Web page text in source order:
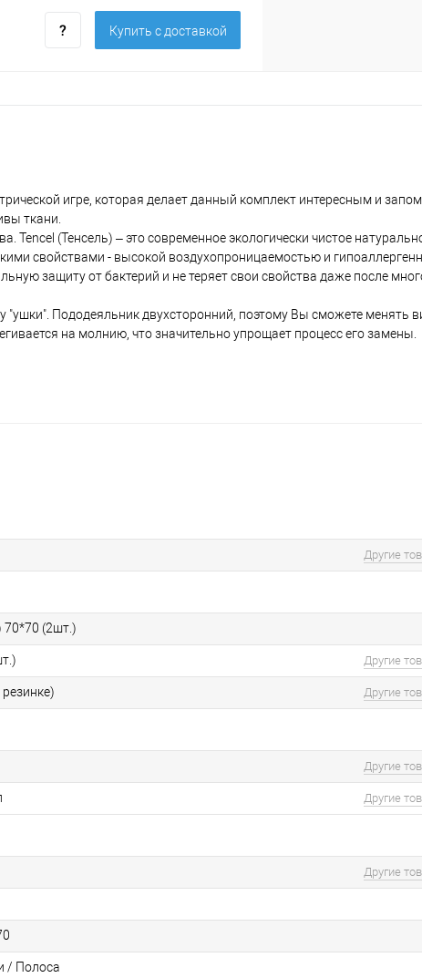
Купить c доставкой
игре, которая делает данный комплект интересным и
ткани.
Tencel (Тенсель) – это современное экологически чистое
свойствами - высокой воздухопроницаемостью и
защиту от бактерий и не теряет свои свойства даже после
Пододеяльник двухсторонний, поэтому Вы сможете менять
на молнию, что значительно упрощает процесс его замены.
Другие
70*70 (2шт.)
Другие
Другие
Другие
Другие
Другие
/ Полоса